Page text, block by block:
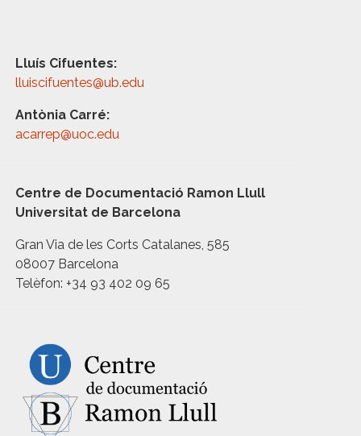
Lluís Cifuentes:
lluiscifuentes@ub.edu
Antònia Carré:
acarrep@uoc.edu
Centre de Documentació Ramon Llull
Universitat de Barcelona
Gran Via de les Corts Catalanes, 585
08007 Barcelona
Telèfon: +34 93 402 09 65